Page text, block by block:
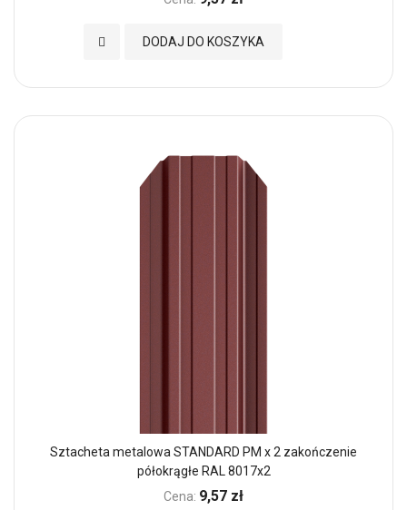
DODAJ DO KOSZYKA
Dodaj do Ulubionych
Sztacheta metalowa STANDARD PM x 2 zakończenie
półokrągłe RAL 8017x2
Cena: 9,57 zł